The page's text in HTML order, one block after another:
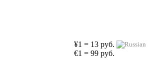
¥1 = 13 руб.
€1 = 99 руб.